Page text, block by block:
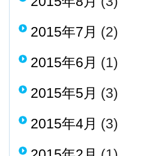
2015年7月 (2)
2015年6月 (1)
2015年5月 (3)
2015年4月 (3)